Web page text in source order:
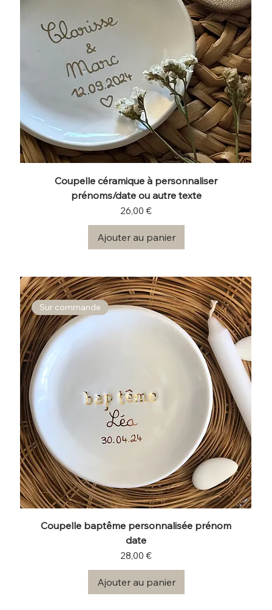
Coupelle céramique à personnaliser
prénoms/date ou autre texte
Prix
26,00 €
Ajouter au panier
Sur commande
Coupelle baptême personnalisée prénom
date
Prix
28,00 €
Ajouter au panier